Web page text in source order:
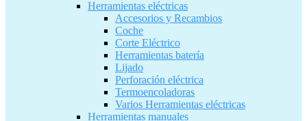
Herramientas eléctricas
Accesorios y Recambios
Coche
Corte Eléctrico
Herramientas batería
Lijado
Perforación eléctrica
Termoencoladoras
Varios Herramientas eléctricas
Herramientas manuales